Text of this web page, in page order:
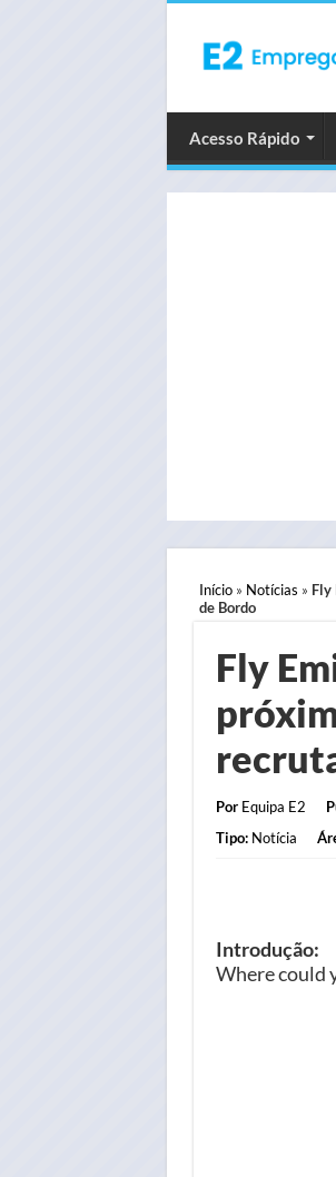
Acesso Rápido
Início» Notícias » Fly
de Bordo
Fly
Por Equipa E2
Tipo: Notícia
Introdução:
Where could